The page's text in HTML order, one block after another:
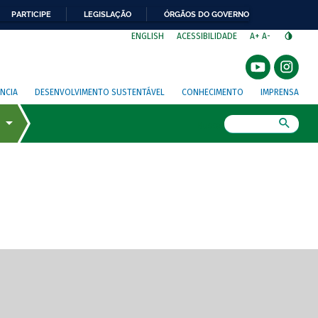
PARTICIPE LEGISLAÇÃO ÓRGÃOS DO GOVERNO
ENGLISH ACESSIBILIDADE A+ A-
DESENVOLVIMENTO SUSTENTÁVEL CONHECIMENTO IMPRENSA
de tela